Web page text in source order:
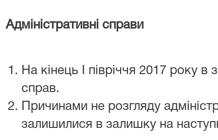
Адміністративні справи
На кінець І півріччя 2017 року
справ.
Причинами не розгляду
залишилися в залишку на